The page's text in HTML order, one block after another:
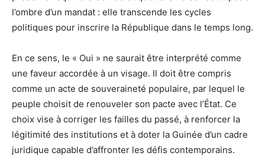
l’ombre d’un mandat : elle transcende les cycles
politiques pour inscrire la République dans le temps long.
En ce sens, le « Oui » ne saurait être interprété comme
une faveur accordée à un visage. Il doit être compris
comme un acte de souveraineté populaire, par lequel le
peuple choisit de renouveler son pacte avec l’État. Ce
choix vise à corriger les failles du passé, à renforcer la
légitimité des institutions et à doter la Guinée d’un cadre
juridique capable d’affronter les défis contemporains.